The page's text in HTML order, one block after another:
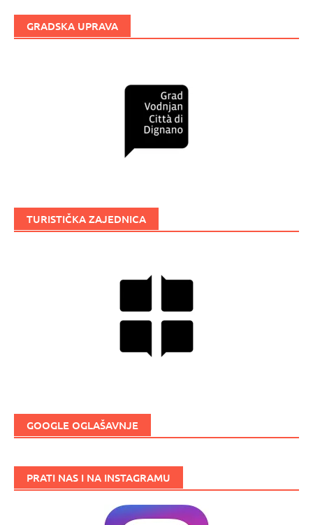
GRADSKA UPRAVA
TURISTIČKA ZAJEDNICA
GOOGLE OGLAŠAVNJE
PRATI NAS I NA INSTAGRAMU